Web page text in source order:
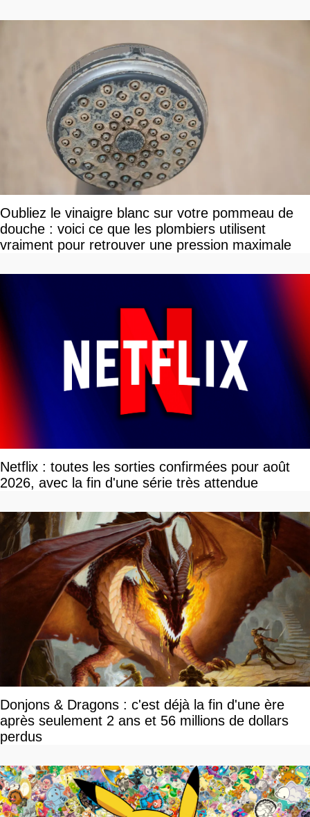
Oubliez le vinaigre blanc sur votre pommeau de
douche : voici ce que les plombiers utilisent
vraiment pour retrouver une pression maximale
Netflix : toutes les sorties confirmées pour août
2026, avec la fin d'une série très attendue
Donjons & Dragons : c'est déjà la fin d'une ère
après seulement 2 ans et 56 millions de dollars
perdus